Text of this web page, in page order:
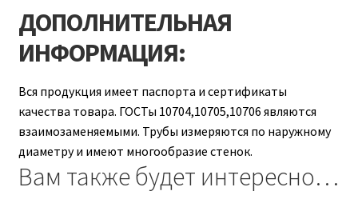
ДОПОЛНИТЕЛЬНАЯ
ИНФОРМАЦИЯ:
Вся продукция имеет паспорта и сертификаты
качества товара. ГОСТы 10704,10705,10706 являются
взаимозаменяемыми. Трубы измеряются по наружному
диаметру и имеют многообразие стенок.
Вам также будет интересно…